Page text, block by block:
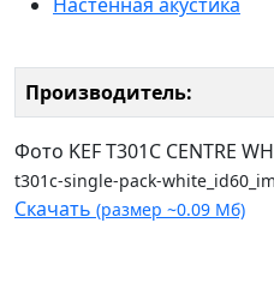
Производитель:
Фото KEF T301C CENTRE
t301c-single-pack-
Скачать (размер ~0.09 Мб)